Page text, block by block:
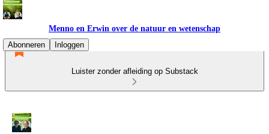
Menno en Erwin over de natuur en wetenschap
Abonneren
Inloggen
Luister zonder afleiding op Substack